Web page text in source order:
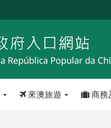
來澳旅遊 商務